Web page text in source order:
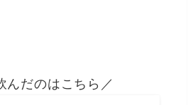
んだのはこちら／